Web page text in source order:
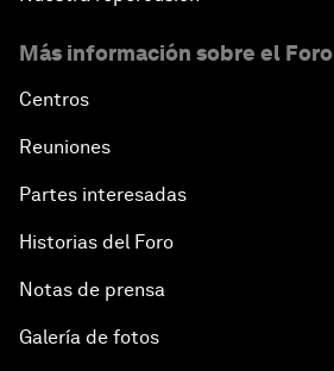
Más información sobre el Foro
Centros
Reuniones
Partes interesadas
Historias del Foro
Notas de prensa
Galería de fotos